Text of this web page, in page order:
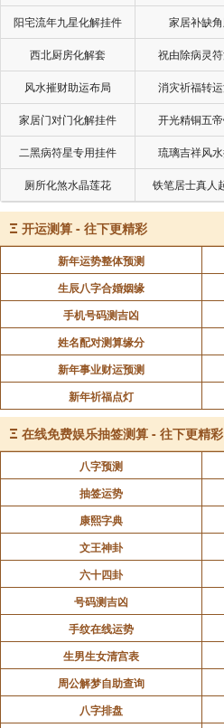
暖，昆虫开始活动，有些昆
天，人们燃烧熏香，希望凭借
二月初二，苍龙抬头，这8
很有意思？无论时代怎样变
传统，都是对于这个节日或是
意新的一年能够顺顺利利，迎
声明：部分内容来于网络，如有侵权
不代表易德
阳宅流年九星化解挂件 家居补缺
西北厨房化解套 祝由除病灵
风水摧财助运布局 消灾祈福转
家居门对门化解挂件 开光精铜五
二黑病符星专用挂件 琉璃吉祥风
厕所化煞水晶莲花 铁笔居士真人
Ξ 开运测算 - 往下更精彩
新年运势整体预测
生辰八字合婚姻缘
手机号码测吉凶
姓名配对测算缘分
新年事业财运预测
新年祈福点灯
Ξ 在线免费娱乐抽签测算 - 往下更精彩
八字预测
抽签运势
康熙字典
文王神卦
六十四卦
号码测吉凶
手纹在线运势
生男生女清宫表
周公解梦自助查询
八字排盘